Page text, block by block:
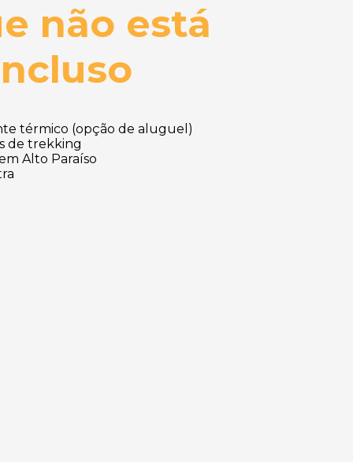
não está
térmico (opção de aluguel)
de trekking
Alto Paraíso